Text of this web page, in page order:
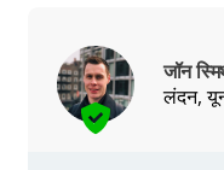
जॉन
लंदन,